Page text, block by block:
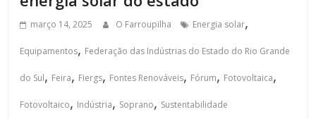
março 14, 2025 O Farroupilha Energia solar,
Equipamentos, Federação das Indústrias do Estado do Rio Grande
do Sul, Feira, Fiergs, Fontes Renováveis, Fórum, Fotovoltaica,
Fotovoltaico, Indústria, Soprano, Sustentabilidade